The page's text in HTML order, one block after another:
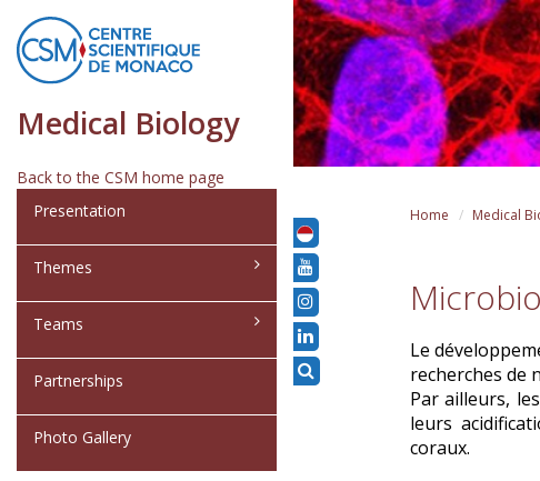
Medical Biology
Back to the CSM home page
Presentation
Themes
Teams
Partnerships
Photo Gallery
Home Medical
Le
recherches de
Par ailleurs,
leurs
coraux.